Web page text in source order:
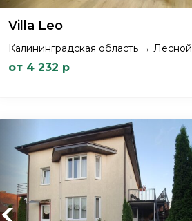
Villa Leo
Калининградская область → Лесной
от 4 232 р
Previous